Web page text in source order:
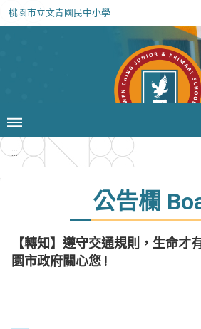
桃園市立文青國民中小學
:::
公告欄
【轉知】遵守交通規則，生命才
園市政府關心您 !